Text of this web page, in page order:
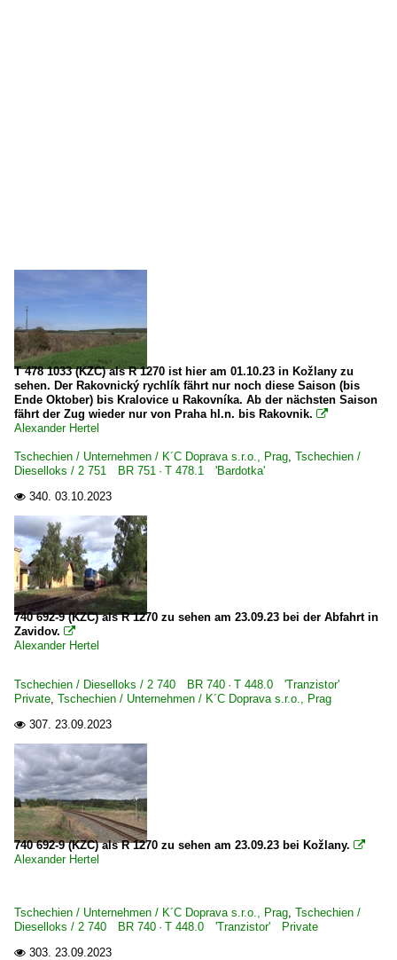
T 478 1033 (KZC) als R 1270 ist hier am 01.10.23 in Kožlany zu
sehen. Der Rakovnický rychlík fährt nur noch diese Saison (bis
Ende Oktober) bis Kralovice u Rakovníka. Ab der nächsten Saison
fährt der Zug wieder nur von Praha hl.n. bis Rakovnik. 
Alexander Hertel
Tschechien / Unternehmen / K´C Doprava s.r.o., Prag, Tschechien /
Dieselloks / 2 751 BR 751 · T 478.1 'Bardotka'
 340. 03.10.2023
740 692-9 (KZC) als R 1270 zu sehen am 23.09.23 bei der Abfahrt in
Zavidov. 
Alexander Hertel
Tschechien / Dieselloks / 2 740 BR 740 · T 448.0 'Tranzistor'
Private, Tschechien / Unternehmen / K´C Doprava s.r.o., Prag
 307. 23.09.2023
740 692-9 (KZC) als R 1270 zu sehen am 23.09.23 bei Kožlany. 
Alexander Hertel
Tschechien / Unternehmen / K´C Doprava s.r.o., Prag, Tschechien /
Dieselloks / 2 740 BR 740 · T 448.0 'Tranzistor' Private
 303. 23.09.2023